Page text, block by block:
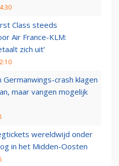
Class steeds
Air France-KLM:
zich uit’
Germanwings-crash klagen
maar vangen mogelijk
wereldwijd onder
in het Midden-Oosten